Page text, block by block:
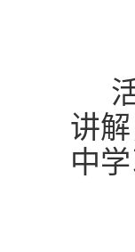
讲
中